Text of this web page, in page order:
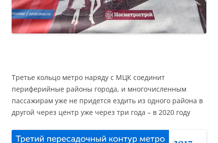
Третье кольцо метро наряду с МЦК соединит
периферийные районы города, и многочисленным
пассажирам уже не придется ездить из одного района в
другой через центр уже через три года – в 2020 году